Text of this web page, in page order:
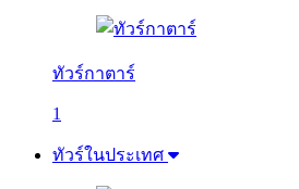
ทัวร์กาตาร์
1
ทัวร์ในประเทศ